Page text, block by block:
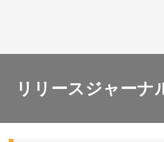
リリースジャーナ